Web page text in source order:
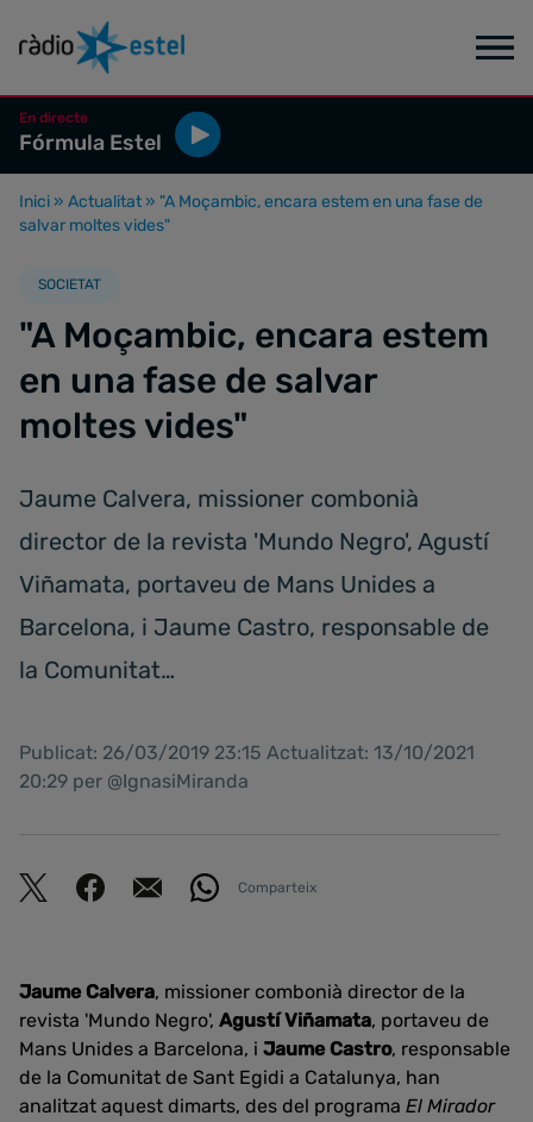
En directe
Fórmula Estel
Inici » Actualitat » "A Moçambic, encara estem en una fase de
salvar moltes vides"
SOCIETAT
"A Moçambic, encara estem
en una fase de salvar
moltes vides"
Jaume Calvera, missioner combonià
director de la revista 'Mundo Negro', Agustí
Viñamata, portaveu de Mans Unides a
Barcelona, i Jaume Castro, responsable de
la Comunitat…
Publicat: 26/03/2019 23:15 Actualitzat: 13/10/2021
20:29 per @IgnasiMiranda
Comparteix
Jaume Calvera, missioner combonià director de la
revista 'Mundo Negro', Agustí Viñamata, portaveu de
Mans Unides a Barcelona, i Jaume Castro, responsable
de la Comunitat de Sant Egidi a Catalunya, han
analitzat aquest dimarts, des del programa El Mirador